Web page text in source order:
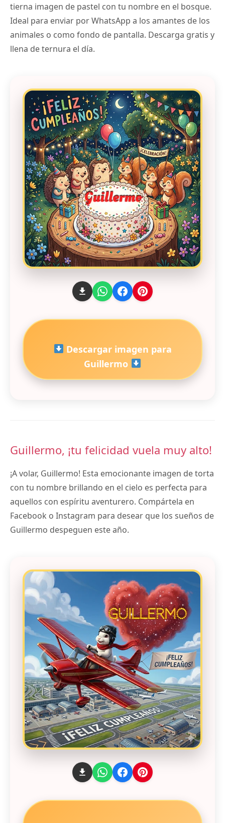
tierna imagen de pastel con tu nombre en el bosque.
Ideal para enviar por WhatsApp a los amantes de los
animales o como fondo de pantalla. Descarga gratis y
llena de ternura el día.
Descargar imagen para
Guillermo
Guillermo, ¡tu felicidad vuela muy alto!
¡A volar, Guillermo! Esta emocionante imagen de torta
con tu nombre brillando en el cielo es perfecta para
aquellos con espíritu aventurero. Compártela en
Facebook o Instagram para desear que los sueños de
Guillermo despeguen este año.